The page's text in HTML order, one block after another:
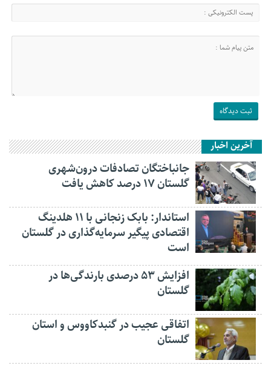
آخرین اخبار
جانباختگان تصادفات درون‌شهری
گلستان ۱۷ درصد کاهش یافت
استاندار: بابک زنجانی با ۱۱ هلدینگ
اقتصادی پیگیر سرمایه‌گذاری در گلستان
است
افزایش ۵۳ درصدی بارندگی‌ها در
گلستان
اتفاقی عجیب در‌ گنبدکاووس و استان
گلستان